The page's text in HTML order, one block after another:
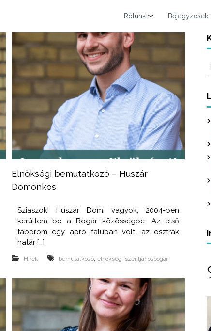
Rólunk Bejegyzések
Elnökségi bemutatkozó – Huszár
Domonkos
Sziaszok! Huszár Domi vagyok, 2004-ben
kerültem be a Bogár közösségbe. Az első
táborom egy apró faluban volt, az osztrák
határ […]
Hírek bemutatkozó, elnökség szentjánosbogár
e
s